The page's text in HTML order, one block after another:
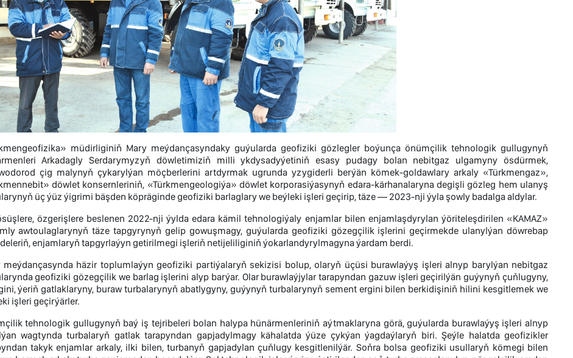
müdirliginiň Mary meýdançasyndaky guýularda geofiziki gözlegler boýunça önümçilik tehnologik gullugynyň
Arkadagly Serdarymyzyň döwletimiziň milli ykdysadyýetiniň esasy pudagy bolan nebitgaz ulgamyny ösdürmek,
çig malynyň çykarylýan möçberlerini artdyrmak ugrunda yzygiderli berýän kömek-goldawlary arkaly «Türkmengaz»,
döwlet konsernleriniň, «Türkmengeologiýa» döwlet korporasiýasynyň edara-kärhanalaryna degişli gözleg hem ulanyş
üç ýüz ýigrimi bäşden köpräginde geofiziki barlaglary we beýleki işleri geçirip, täze — 2023-nji ýyla şowly badalga aldylar.
özgerişlere beslenen 2022-nji ýylda edara kämil tehnologiýaly enjamlar bilen enjamlaşdyrylan ýöriteleşdirilen «KAMAZ»
awtoulaglarynyň täze tapgyrynyň gelip gowuşmagy, guýularda geofiziki gözegçilik işlerini geçirmekde ulanylýan döwrebap
enjamlaryň tapgyrlaýyn getirilmegi işleriň netijeliliginiň ýokarlandyrylmagyna ýardam berdi.
meýdançasynda häzir toplumlaýyn geofiziki partiýalaryň sekizisi bolup, olaryň üçüsi burawlaýyş işleri alnyp barylýan nebitgaz
geofiziki gözegçilik we barlag işlerini alyp barýar. Olar burawlaýjylar tarapyndan gazuw işleri geçirilýän guýynyň çuňlugyny,
ýeriň gatlaklaryny, buraw turbalarynyň abatlygyny, guýynyň turbalarynyň sement ergini bilen berkidişiniň hilini kesgitlemek we
işleri geçirýärler.
tehnologik gullugynyň baý iş tejribeleri bolan halypa hünärmenleriniň aýtmaklaryna görä, guýularda burawlaýyş işleri alnyp
wagtynda turbalaryň gatlak tarapyndan gapjadylmagy kähalatda ýüze çykýan ýagdaýlaryň biri. Şeýle halatda geofizikler
takyk enjamlar arkaly, ilki bilen, turbanyň gapjadylan çuňlugy kesgitlenilýär. Soňra bolsa geofiziki usullaryň kömegi bilen